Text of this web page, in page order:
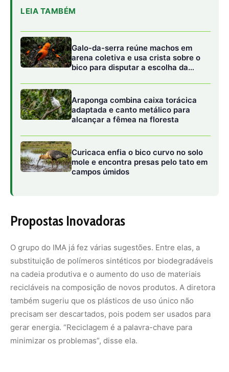
Propostas Inovadoras
substituição de polímeros sintéticos por biodegradáveis
na cadeia produtiva e o aumento do uso de materiais
recicláveis na composição de novos produtos. A diretora
precisam ser descartados, pois podem ser usados para
gerar energia. “Reciclagem é a palavra-chave para
minimizar os problemas”, disse ela.
Incentivando a Reciclagem
Para incentivar a reciclagem entre a indústria e a
população, uma das propostas é que a embalagem seja
devolvida à empresa pelo consumidor e trocada por um
desconto na próxima compra. Maria Inês acredita que as
empresas brasileiras que lidam com polímeros têm
participado ativamente dos esforços para reduzir o uso
de plásticos.